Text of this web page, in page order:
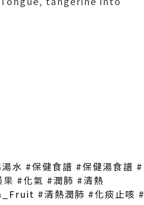
水 #保健食譜 #保健湯食譜 #
果 #化氣 #潤肺 #清熱
#清熱潤肺 #化痰止咳 #